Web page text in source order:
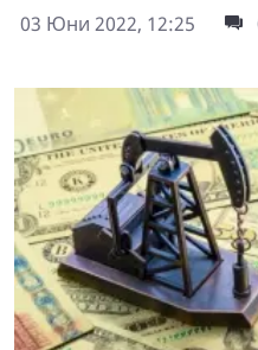
03 Юни 2022, 12:25